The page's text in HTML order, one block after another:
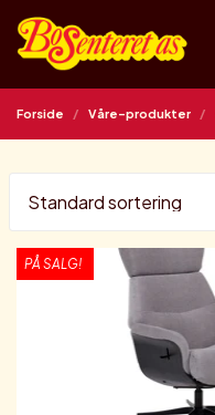
Forside Våre-produkter
PÅ SALG!